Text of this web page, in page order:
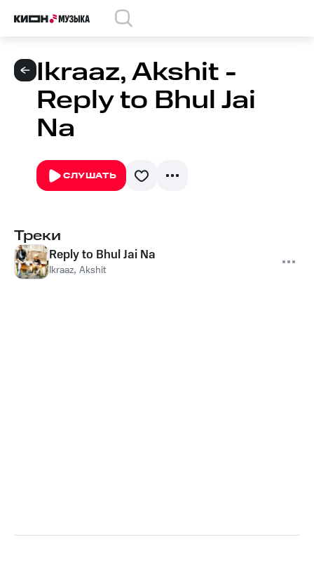
Ikraaz, Akshit -
Reply to Bhul Jai
Na
СЛУШАТЬ
Треки
Reply to Bhul Jai Na
Ikraaz, Akshit